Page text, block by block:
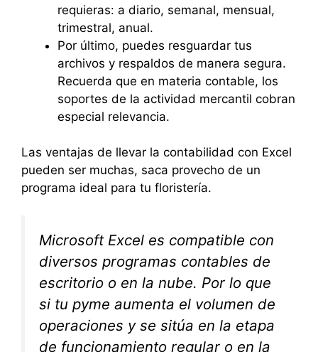
requieras: a diario, semanal, mensual,
trimestral, anual.
Por último, puedes resguardar tus
archivos y respaldos de manera segura.
Recuerda que en materia contable, los
soportes de la actividad mercantil cobran
especial relevancia.
Las ventajas de llevar la contabilidad con Excel
pueden ser muchas, saca provecho de un
programa ideal para tu floristería.
Microsoft Excel es compatible con
diversos programas contables de
escritorio o en la nube. Por lo que
si tu pyme aumenta el volumen de
operaciones y se sitúa en la etapa
de funcionamiento regular o en la